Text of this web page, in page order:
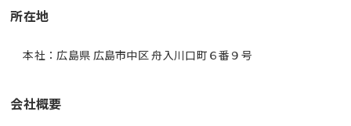
所在地
本社：広島県 広島市中区 舟入川口町６番９号
会社概要